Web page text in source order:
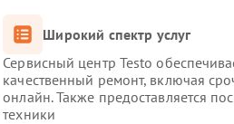
Широкий спектр услуг
Сервисный центр Testo
качественный ремонт, включая
онлайн. Также предоставляется
техники